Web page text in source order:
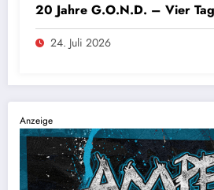
20 Jahre G.O.N.D. – Vier
24. Juli 2026
Anzeige